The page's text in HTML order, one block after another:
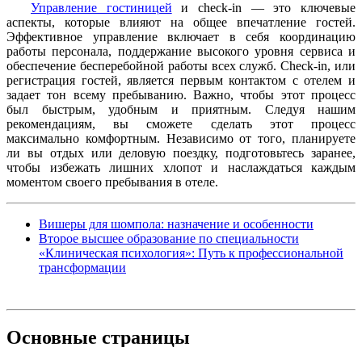
Управление гостиницей и check-in — это ключевые
аспекты, которые влияют на общее впечатление гостей.
Эффективное управление включает в себя координацию
работы персонала, поддержание высокого уровня сервиса и
обеспечение бесперебойной работы всех служб. Check-in, или
регистрация гостей, является первым контактом с отелем и
задает тон всему пребыванию. Важно, чтобы этот процесс
был быстрым, удобным и приятным. Следуя нашим
рекомендациям, вы сможете сделать этот процесс
максимально комфортным. Независимо от того, планируете
ли вы отдых или деловую поездку, подготовьтесь заранее,
чтобы избежать лишних хлопот и наслаждаться каждым
моментом своего пребывания в отеле.
Вишеры для шомпола: назначение и особенности
Второе высшее образование по специальности
«Клиническая психология»: Путь к профессиональной
трансформации
Основные страницы